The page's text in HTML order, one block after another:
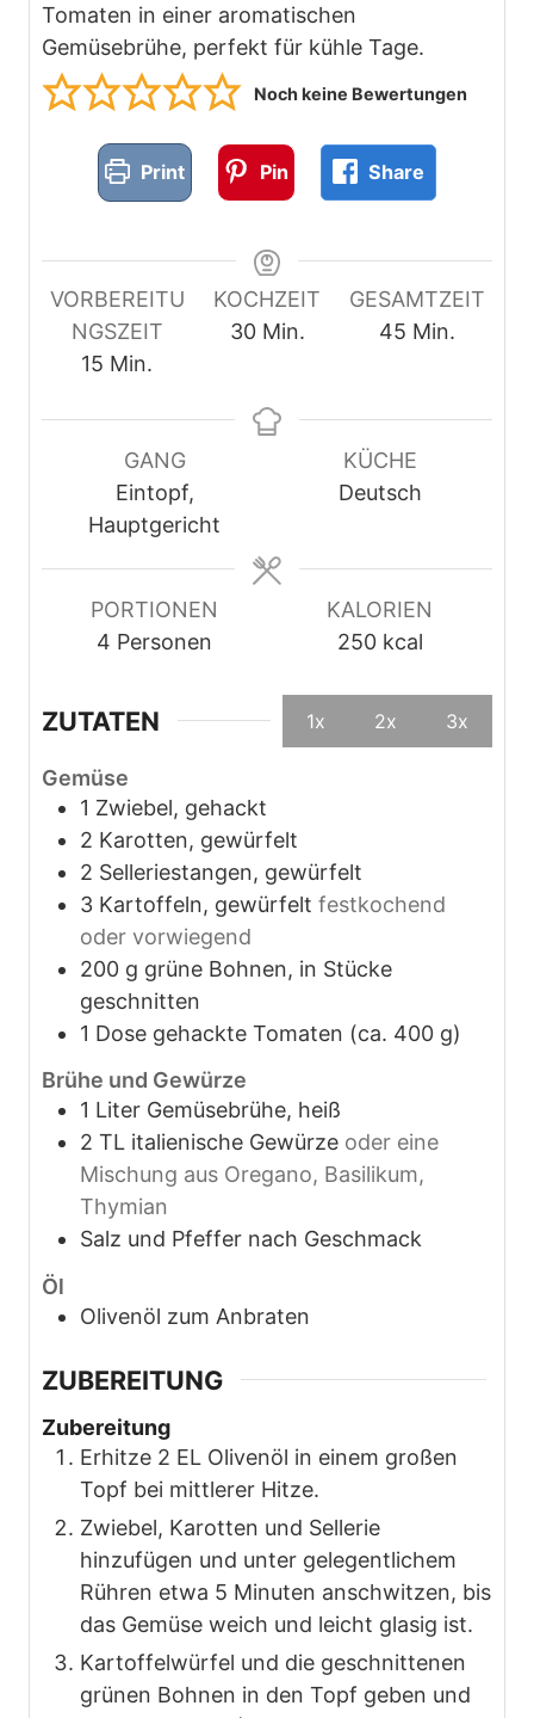
Tomaten in einer aromatischen
Gemüsebrühe, perfekt für kühle Tage.
Noch keine Bewertungen
Print Pin Share
VORBEREITU
NGSZEIT
15 M
n
e
Min.
KOCHZEIT
30M
u
Min.
GESAMTZEIT
45 M
u
t
e
Min.
GANG
Eintopf,
Hauptgericht
KÜCHE
Deutsch
PORTIONEN
4 Personen
KALORIEN
250 kcal
ZUTATEN 1x 2x 3x
Gemüse
1 Zwiebel, gehackt
2 Karotten, gewürfelt
2 Selleriestangen, gewürfelt
3 Kartoffeln, gewürfelt festkochend
oder vorwiegend
200 g grüne Bohnen, in Stücke
geschnitten
1 Dose gehackte Tomaten (ca. 400 g)
Brühe und Gewürze
1 Liter Gemüsebrühe, heiß
2 TL italienische Gewürze oder eine
Mischung aus Oregano, Basilikum,
Thymian
Salz und Pfeffer nach Geschmack
Öl
Olivenöl zum Anbraten
ZUBEREITUNG
Zubereitung
Erhitze 2 EL Olivenöl in einem großen
Topf bei mittlerer Hitze.
Zwiebel, Karotten und Sellerie
hinzufügen und unter gelegentlichem
Rühren etwa 5 Minuten anschwitzen, bis
das Gemüse weich und leicht glasig ist.
Kartoffelwürfel und die geschnittenen
grünen Bohnen in den Topf geben und